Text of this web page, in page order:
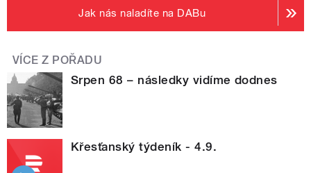
Jak nás naladíte na DABu
VÍCE Z POŘADU
Srpen 68 – následky vidíme dodnes
Křesťanský týdeník - 4.9.